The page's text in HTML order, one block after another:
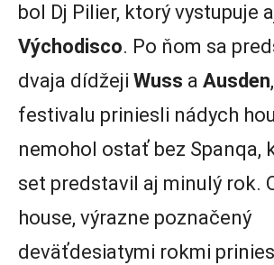
bol Dj Pilier, ktorý vystupuje
Východisco. Po ňom sa
dvaja dídžeji Wuss a Ausden
festivalu priniesli nádych
nemohol ostať bez Spanqa,
set predstavil aj minulý rok.
house, výrazne poznačený
deväťdesiatymi rokmi